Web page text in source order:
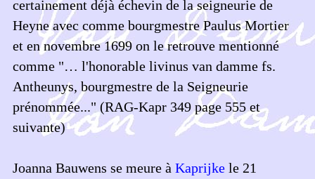
certainement déjà échevin de la seigneurie de
Heyne avec comme bourgmestre Paulus Mortier
et en novembre 1699 on le retrouve mentionné
comme "… l'honorable livinus van damme fs.
Antheunys, bourgmestre de la Seigneurie
prénommée..." (RAG-Kapr 349 page 555 et
suivante)
Joanna Bauwens se meure à Kaprijke le 21